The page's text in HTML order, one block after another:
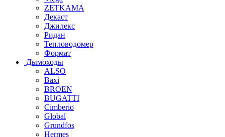
ZETKAMA
Декаст
Джилекс
Ридан
Тепловодомер
Формат
Дымоходы
ALSO
Baxi
BROEN
BUGATTI
Cimberio
Global
Grundfos
Hermes